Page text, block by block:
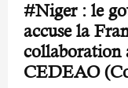
#Niger : le
accuse la
collaboration
CEDEAO